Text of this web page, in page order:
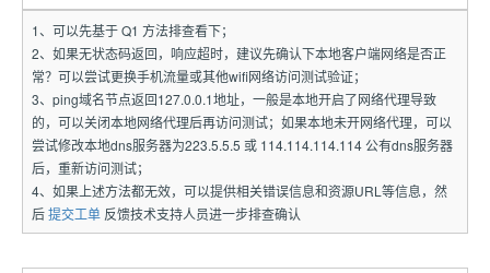
1、可以先基于 Q1 方法排查看下；
2、如果无状态码返回，响应超时，建议先确认下本地客户端网络是否正
常？可以尝试更换手机流量或其他wifi网络访问测试验证；
3、ping域名节点返回127.0.0.1地址，一般是本地开启了网络代理导致
的，可以关闭本地网络代理后再访问测试；如果本地未开网络代理，可以
尝试修改本地dns服务器为223.5.5.5 或 114.114.114.114 公有dns服务器
后，重新访问测试；
4、如果上述方法都无效，可以提供相关错误信息和资源URL等信息，然
后提交工单反馈技术支持人员进一步排查确认